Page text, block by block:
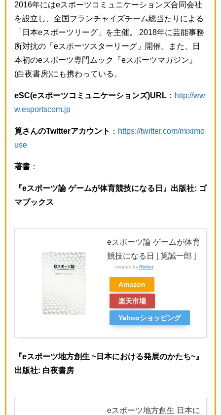
2016年にはeスポーツコミュニケーションズ合同会社
を設立し、全国フランチャイズチーム総当たりによる
「日本eスポーツリーグ」を主催。 2018年に芸能事務
所対抗の「eスポーツスターリーグ」開催。また、日
本初のeスポーツ専門ムック『eスポーツマガジン』
(白夜書房)にも携わっている。
eSC(eスポーツコミュニケーションズ)URL ： http://ww
w.esportscom.jp
筧さんのTwitterアカウント ： https://twitter.com/miximo
use
著書 ：
『eスポーツ論 ゲームが体育競技になる日』出版社: ゴ
マブックス
eスポーツ論 ゲームが体育
競技になる日 [ 筧誠一郎 ]
created by Rinker
Amazon
楽天市場
Yahooショッピング
『eスポーツ地方創生 ~日本における発展のかたち~』
出版社: 白夜書房
eスポーツ地方創生 日本に